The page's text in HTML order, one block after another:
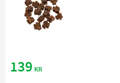
139 KR